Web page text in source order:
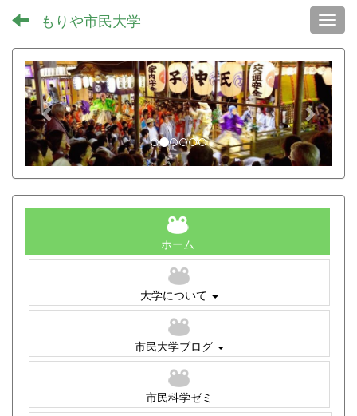
もりや市民大学
p
r
e
v
i
o
u
n
e
x
t
ホーム
大学について
市民大学ブログ
市民科学ゼミ